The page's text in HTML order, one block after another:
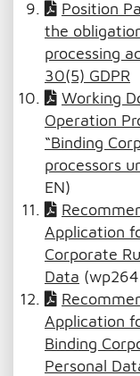
Position
the
processing
30(5) GDPR
Working
Operation
“Binding
processors
EN)
Application
Corporate
Data
Application
Binding
Personal